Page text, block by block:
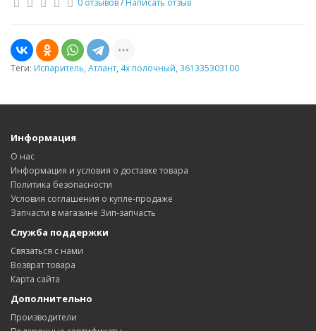
0 отзывов/ Написать отзыв
Теги: Испаритель, Атлант, 4х полочный, 361335303100
Информация
О нас
Информация и условия о доставке товара
Политика безопасности
Условия соглашения о купле-продаже
Запчасти в магазине Зип-запчасть
Служба поддержки
Связаться с нами
Возврат товара
Карта сайта
Дополнительно
Производители